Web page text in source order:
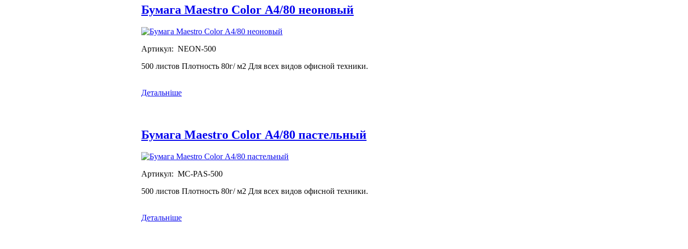
Бумага Maestro Color А4/80 неоновый
Артикул: NEON-500
500 листов Плотность 80г/ м2 Для всех видов офисной техники.
Детальніше
Бумага Maestro Color А4/80 пастельный
Артикул: MC-PAS-500
500 листов Плотность 80г/ м2 Для всех видов офисной техники.
Детальніше